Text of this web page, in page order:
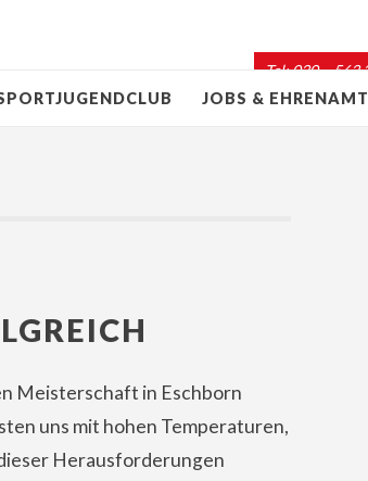
Tel: 030 – 563
JOBS & EHRENAMT
Meisterschaft in Eschborn
uns mit hohen Temperaturen,
Herausforderungen